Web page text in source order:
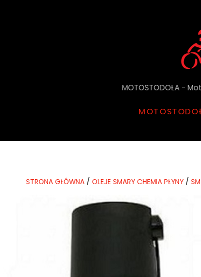
MOTOSTODOŁA -
STRONA GŁÓWNA/ OLEJE SMARY CHEMIA PŁYNY/